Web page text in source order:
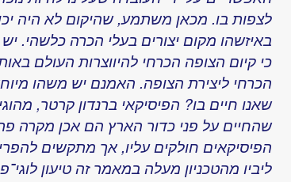
לצפות בו. מכאן משתמע, שהיקום לא היה
באיזשהו מקום יצורים בעלי הכרה כלשהי.
כי קיום הצופה הכרחי להיווצרות העולם
הכרחי ליצירת הצופה. האמנם יש משהו
שאנו חיים בו? הפיסיקאי ברנדון קרטר,
שהחיים על פני כדור הארץ הם אכן מקרה
הפיסיקאים חולקים עליו, אך מתקשים
ליביו מהטכניון מעלה במאמר זה טיעון